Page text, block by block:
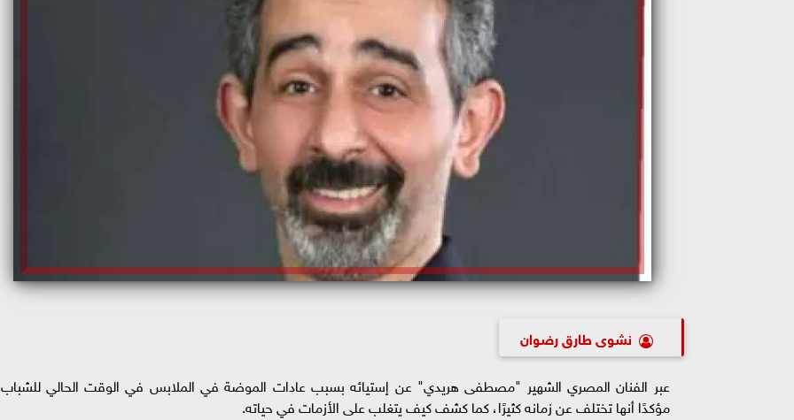
نشوى طارق رضوان
عبر الفنان المصري الشهير "مصطفى هريدي" عن إستيائه بسبب عادات الموضة في الملابس في الوقت الحالي
مؤكدًا أنها تختلف عن زمانه كثيرًا، كما كشف كيف يتغلب على الأزمات في حياته.